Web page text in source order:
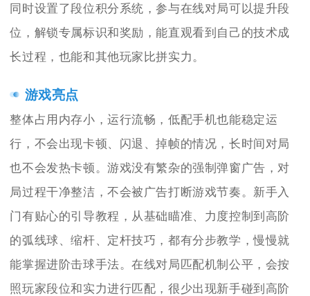
同时设置了段位积分系统，参与在线对局可以提升段
位，解锁专属标识和奖励，能直观看到自己的技术成
长过程，也能和其他玩家比拼实力。
游戏亮点
整体占用内存小，运行流畅，低配手机也能稳定运
行，不会出现卡顿、闪退、掉帧的情况，长时间对局
也不会发热卡顿。游戏没有繁杂的强制弹窗广告，对
局过程干净整洁，不会被广告打断游戏节奏。新手入
门有贴心的引导教程，从基础瞄准、力度控制到高阶
的弧线球、缩杆、定杆技巧，都有分步教学，慢慢就
能掌握进阶击球手法。在线对局匹配机制公平，会按
照玩家段位和实力进行匹配，很少出现新手碰到高阶